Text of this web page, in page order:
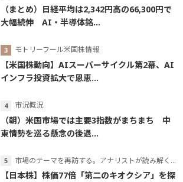
（まとめ）日経平均は2,342円高の66,300円で
大幅続伸 AI・半導体銘...
モトリーフール米国株情報
【米国株動向】AIスーパーサイクル第2幕、AI
インフラ投資拡大で恩恵...
市況概況
（朝）米国市場では主要3指数がまちまち 中
東情勢を巡る懸念の後退...
市場のテーマを再訪する。アナリストが読み解くテーマの本質
【日本株】株価77倍「第二のキオクシア」を探